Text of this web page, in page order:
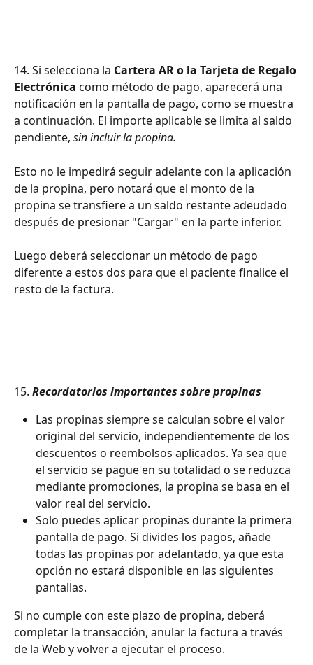
14. Si selecciona la Cartera AR o la Tarjeta de Regalo
Electrónica como método de pago, aparecerá una
notificación en la pantalla de pago, como se muestra
a continuación. El importe aplicable se limita al saldo
pendiente, sin incluir la propina.
Esto no le impedirá seguir adelante con la aplicación
de la propina, pero notará que el monto de la
propina se transfiere a un saldo restante adeudado
después de presionar "Cargar" en la parte inferior.
Luego deberá seleccionar un método de pago
diferente a estos dos para que el paciente finalice el
resto de la factura.
15. Recordatorios importantes sobre propinas
Las propinas siempre se calculan sobre el valor
original del servicio, independientemente de los
descuentos o reembolsos aplicados. Ya sea que
el servicio se pague en su totalidad o se reduzca
mediante promociones, la propina se basa en el
valor real del servicio.
Solo puedes aplicar propinas durante la primera
pantalla de pago. Si divides los pagos, añade
todas las propinas por adelantado, ya que esta
opción no estará disponible en las siguientes
pantallas.
Si no cumple con este plazo de propina, deberá
completar la transacción, anular la factura a través
de la Web y volver a ejecutar el proceso.